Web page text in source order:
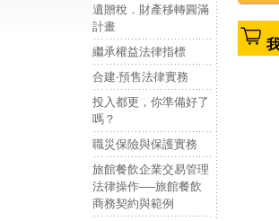
遺贈稅．財產移轉圓滿
計畫
繼承權益法律指標
合建‧預售法律實務
投入都更，你準備好了
嗎？
職災保險與保護實務
旅館餐飲企業交易管理
法律操作──旅館餐飲
商務契約與範例